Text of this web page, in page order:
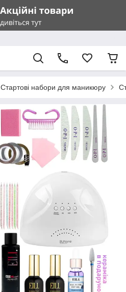
Стартові набори для маникюру